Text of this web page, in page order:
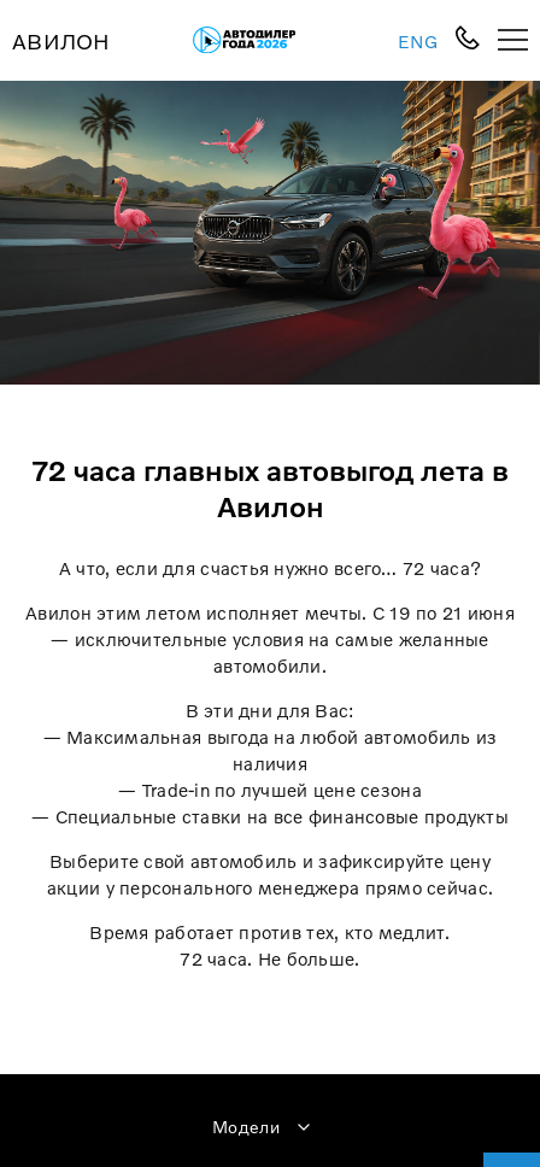
АВИЛОН ENG
72 часа главных автовыгод лета в
Авилон
А что, если для счастья нужно всего… 72 часа?
Авилон этим летом исполняет мечты. С 19 по 21 июня
— исключительные условия на самые желанные
автомобили.
В эти дни для Вас:
— Максимальная выгода на любой автомобиль из
наличия
— Trade-in по лучшей цене сезона
— Специальные ставки на все финансовые продукты
Выберите свой автомобиль и зафиксируйте цену
акции у персонального менеджера прямо сейчас.
Время работает против тех, кто медлит.
72 часа. Не больше.
Модели